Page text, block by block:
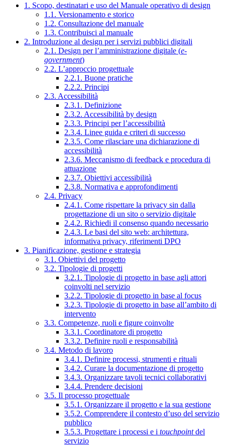
1. Scopo, destinatari e uso del Manuale operativo di design
1.1. Versionamento e storico
1.2. Consultazione del manuale
1.3. Contribuisci al manuale
2. Introduzione al design per i servizi pubblici digitali
2.1. Design per l’amministrazione digitale (e-
government)
2.2. L’approccio progettuale
2.2.1. Buone pratiche
2.2.2. Principi
2.3. Accessibilità
2.3.1. Definizione
2.3.2. Accessibilità by design
2.3.3. Principi per l’accessibilità
2.3.4. Linee guida e criteri di successo
2.3.5. Come rilasciare una dichiarazione di
accessibilità
2.3.6. Meccanismo di feedback e procedura di
attuazione
2.3.7. Obiettivi accessibilità
2.3.8. Normativa e approfondimenti
2.4. Privacy
2.4.1. Come rispettare la privacy sin dalla
progettazione di un sito o servizio digitale
2.4.2. Richiedi il consenso quando necessario
2.4.3. Le basi del sito web: architettura,
informativa privacy, riferimenti DPO
3. Pianificazione, gestione e strategia
3.1. Obiettivi del progetto
3.2. Tipologie di progetti
3.2.1. Tipologie di progetto in base agli attori
coinvolti nel servizio
3.2.2. Tipologie di progetto in base al focus
3.2.3. Tipologie di progetto in base all’ambito di
intervento
3.3. Competenze, ruoli e figure coinvolte
3.3.1. Coordinatore di progetto
3.3.2. Definire ruoli e responsabilità
3.4. Metodo di lavoro
3.4.1. Definire processi, strumenti e rituali
3.4.2. Curare la documentazione di progetto
3.4.3. Organizzare tavoli tecnici collaborativi
3.4.4. Prendere decisioni
3.5. Il processo progettuale
3.5.1. Organizzare il progetto e la sua gestione
3.5.2. Comprendere il contesto d’uso del servizio
pubblico
3.5.3. Progettare i processi e i touchpointdel
servizio